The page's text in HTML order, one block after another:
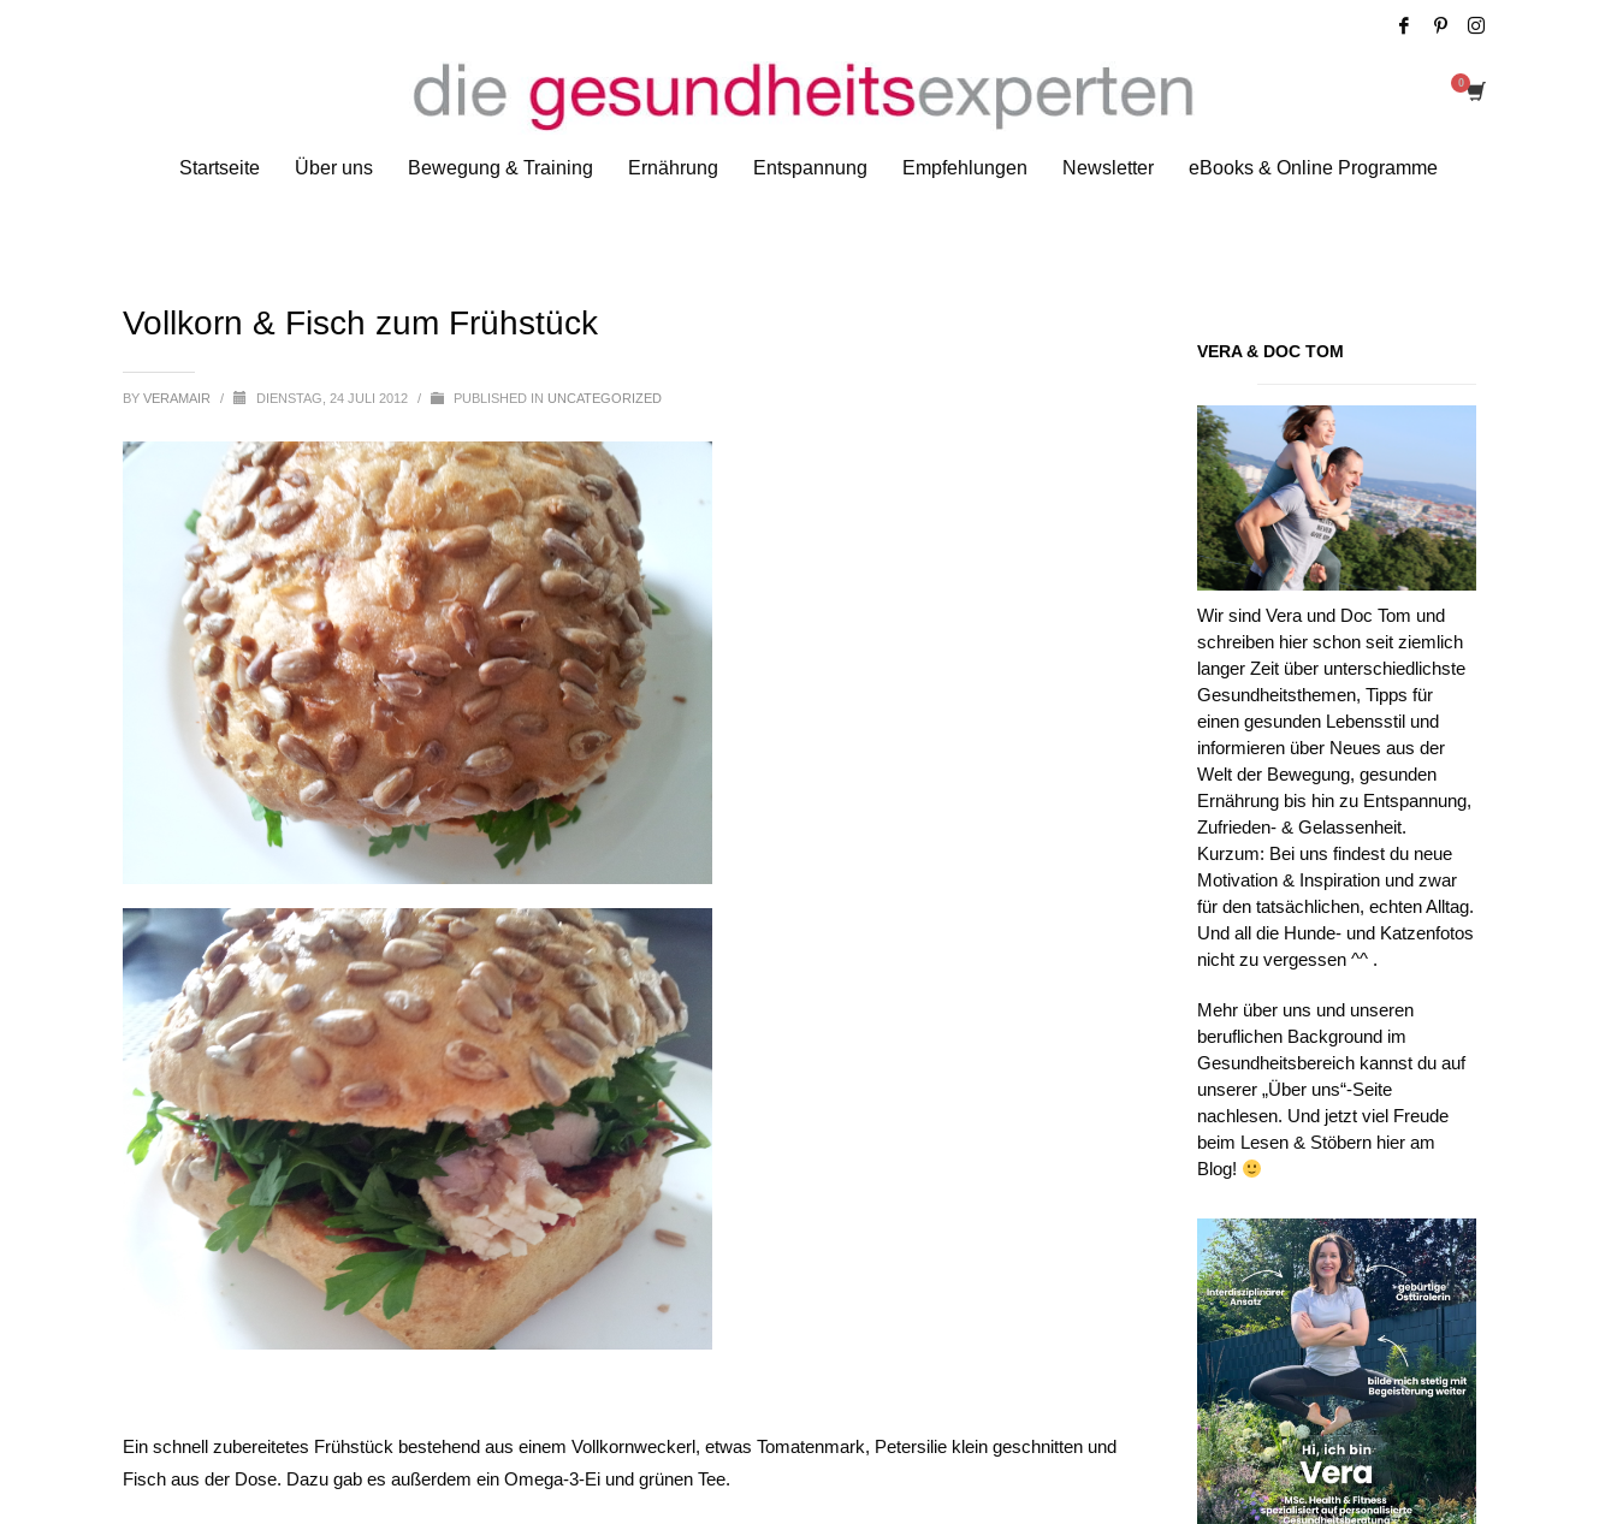
Startseite Über uns Bewegung & Training Ernährung Entspannung Empfehlungen Newsletter eBooks & Online Programme
Vollkorn & Fisch zum Frühstück
Vollkorn & Fisch zum Frühstück
BY VERAMAIR / DIENSTAG, 24 JULI 2012 / PUBLISHED IN UNCATEGORIZED
Ein schnell zubereitetes Frühstück bestehend aus einem Vollkornweckerl, etwas Tomatenmark, Petersilie klein geschnitten und
Fisch aus der Dose. Dazu gab es außerdem ein Omega-3-Ei und grünen Tee.
VERA & DOC TOM
Wir sind Vera und Doc Tom und
schreiben hier schon seit ziemlich
langer Zeit über unterschiedlichste
Gesundheitsthemen, Tipps für
einen gesunden Lebensstil und
informieren über Neues aus der
Welt der Bewegung, gesunden
Ernährung bis hin zu Entspannung,
Zufrieden- & Gelassenheit.
Kurzum: Bei uns findest du neue
Motivation & Inspiration und zwar
für den tatsächlichen, echten Alltag.
Und all die Hunde- und Katzenfotos
nicht zu vergessen ^^ .
Mehr über uns und unseren
beruflichen Background im
Gesundheitsbereich kannst du auf
unserer „Über uns“-Seite
nachlesen. Und jetzt viel Freude
beim Lesen & Stöbern hier am
Blog!